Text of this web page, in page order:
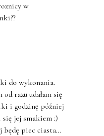
w
do wykonania.
od razu udałam się
i godzinę później
jej smakiem :)
będę piec ciasta…